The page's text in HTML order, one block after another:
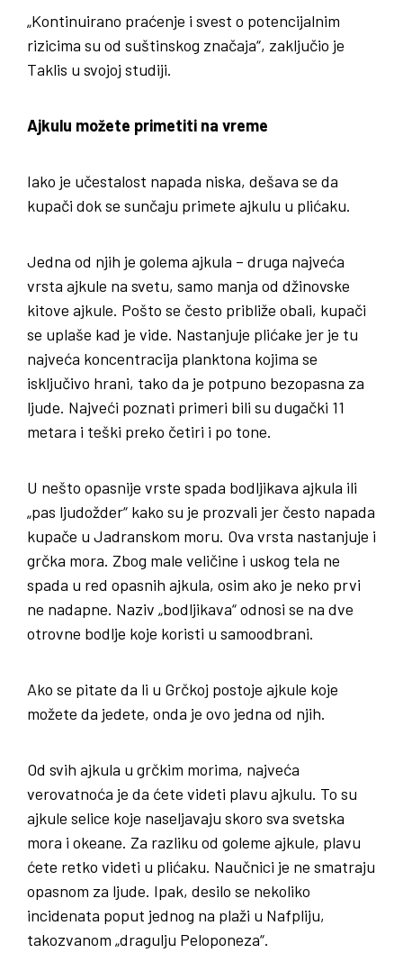
„Kontinuirano praćenje i svest o potencijalnim
rizicima su od suštinskog značaja“, zaključio je
Taklis u svojoj studiji.
Ajkulu možete primetiti na vreme
Iako je učestalost napada niska, dešava se da
kupači dok se sunčaju primete ajkulu u plićaku.
Jedna od njih je golema ajkula – druga najveća
vrsta ajkule na svetu, samo manja od džinovske
kitove ajkule. Pošto se često približe obali, kupači
se uplaše kad je vide. Nastanjuje plićake jer je tu
najveća koncentracija planktona kojima se
isključivo hrani, tako da je potpuno bezopasna za
ljude. Najveći poznati primeri bili su dugački 11
metara i teški preko četiri i po tone.
U nešto opasnije vrste spada bodljikava ajkula ili
„pas ljudožder“ kako su je prozvali jer često napada
kupače u Jadranskom moru. Ova vrsta nastanjuje i
grčka mora. Zbog male veličine i uskog tela ne
spada u red opasnih ajkula, osim ako je neko prvi
ne nadapne. Naziv „bodljikava“ odnosi se na dve
otrovne bodlje koje koristi u samoodbrani.
Ako se pitate da li u Grčkoj postoje ajkule koje
možete da jedete, onda je ovo jedna od njih.
Od svih ajkula u grčkim morima, najveća
verovatnoća je da ćete videti plavu ajkulu. To su
ajkule selice koje naseljavaju skoro sva svetska
mora i okeane. Za razliku od goleme ajkule, plavu
ćete retko videti u plićaku. Naučnici je ne smatraju
opasnom za ljude. Ipak, desilo se nekoliko
incidenata poput jednog na plaži u Nafpliju,
takozvanom „dragulju Peloponeza“.